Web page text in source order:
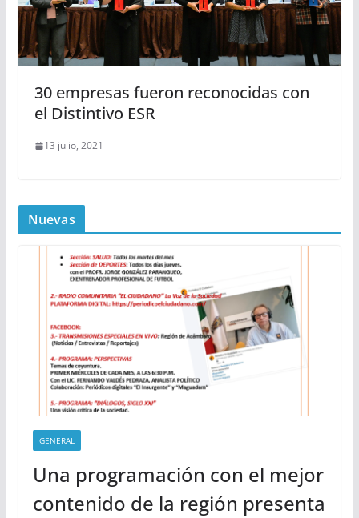
30 empresas fueron reconocidas con
el Distintivo ESR
13 julio, 2021
Nuevas
GENERAL
Una programación con el mejor
contenido de la región presenta